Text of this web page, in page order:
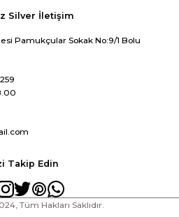
Silver İletişim
Pamukçular Sokak No:9/1 Bolu
Takip Edin
Tüm Hakları Saklıdır.